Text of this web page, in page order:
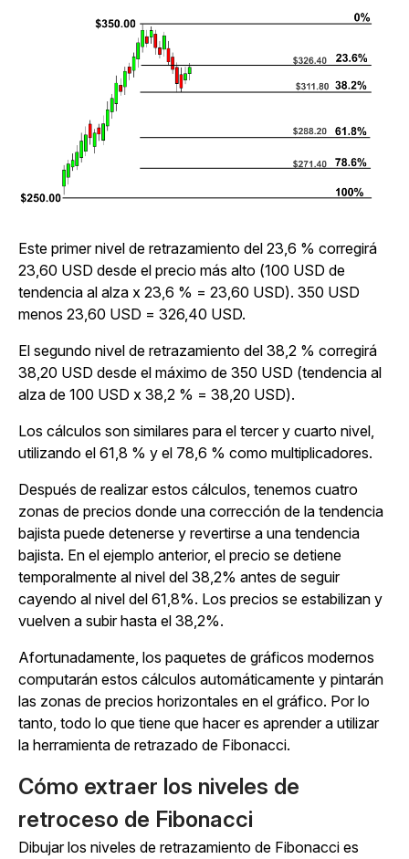
Este primer nivel de retrazamiento del 23,6 % corregirá
23,60 USD desde el precio más alto (100 USD de
tendencia al alza x 23,6 % = 23,60 USD). 350 USD
menos 23,60 USD = 326,40 USD.
El segundo nivel de retrazamiento del 38,2 % corregirá
38,20 USD desde el máximo de 350 USD (tendencia al
alza de 100 USD x 38,2 % = 38,20 USD).
Los cálculos son similares para el tercer y cuarto nivel,
utilizando el 61,8 % y el 78,6 % como multiplicadores.
Después de realizar estos cálculos, tenemos cuatro
zonas de precios donde una corrección de la tendencia
bajista puede detenerse y revertirse a una tendencia
bajista. En el ejemplo anterior, el precio se detiene
temporalmente al nivel del 38,2% antes de seguir
cayendo al nivel del 61,8%. Los precios se estabilizan y
vuelven a subir hasta el 38,2%.
Afortunadamente, los paquetes de gráficos modernos
computarán estos cálculos automáticamente y pintarán
las zonas de precios horizontales en el gráfico. Por lo
tanto, todo lo que tiene que hacer es aprender a utilizar
la herramienta de retrazado de Fibonacci.
Cómo extraer los niveles de
retroceso de Fibonacci
Dibujar los niveles de retrazamiento de Fibonacci es